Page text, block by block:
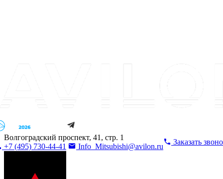
Волгоградский проспект, 41, стр. 1
+7 (495) 730-44-41
Info_Mitsubishi@avilon.ru
Заказать